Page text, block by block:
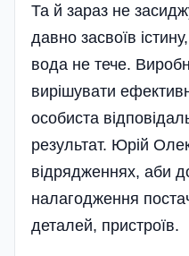
Та й зараз не
давно засвоїв
вода не тече.
вирішувати
особиста
результат. Юрій
відрядженнях, аби
налагодження
деталей, пристроїв.